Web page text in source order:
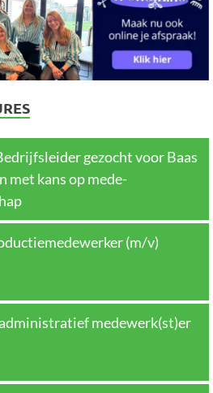
gezocht voor Baas
met kans op mede-
(m/v)
medewerk(st)er